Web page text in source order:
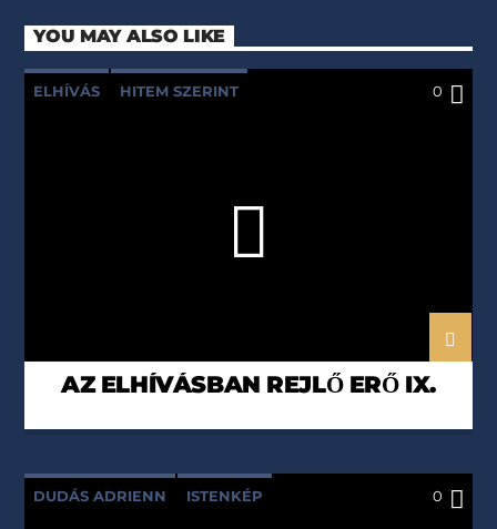
YOU MAY ALSO LIKE
ELHÍVÁS HITEM SZERINT 0
AZ ELHÍVÁSBAN REJLŐ ERŐ IX.
DUDÁS ADRIENN ISTENKÉP 0